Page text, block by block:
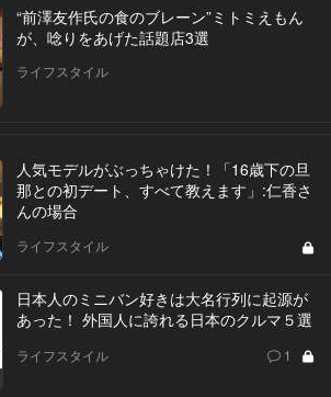
“前澤友作氏の食のブレーン”ミトミえもん
が、唸りをあげた話題店3選
ライフスタイル
人気モデルがぶっちゃけた！「16歳下の旦
那との初デート、すべて教えます」:仁香さ
んの場合
ライフスタイル
日本人のミニバン好きは大名行列に起源が
あった！ 外国人に誇れる日本のクルマ５選
ライフスタイル 1